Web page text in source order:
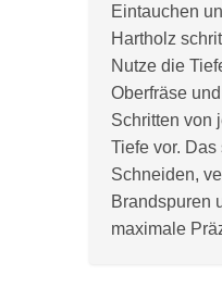
Eintauchen
Hartholz
Nutze die
Oberfräse
Schritten von
Tiefe vor.
Schneiden,
Brandspuren
maximale